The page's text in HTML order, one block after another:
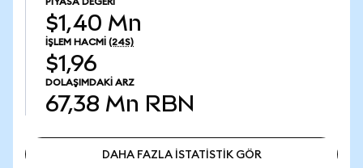
$1,40 Mn
İŞLEM HACMI (24S)
$1,96
DOLAŞIMDAKI ARZ
67,38 Mn RBN
DAHA FAZLA İSTATİSTİK GÖR